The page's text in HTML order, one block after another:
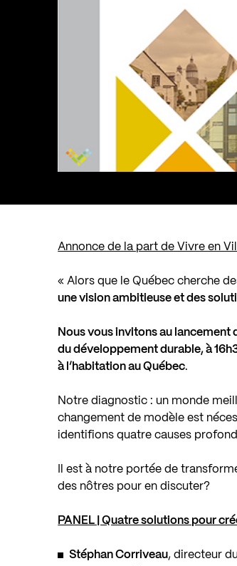
Annonce de la part de Vivre en
« Alors que le Québec cherche
une vision ambitieuse et des
Nous vous invitons au lancement
du développement durable, à
à l’habitation au Québec.
Notre diagnostic : un monde
changement de modèle est
identifions quatre causes
Il est à notre portée de
des nôtres pour en discuter?
PANEL | Quatre solutions pour
Stéphan Corriveau, directeur